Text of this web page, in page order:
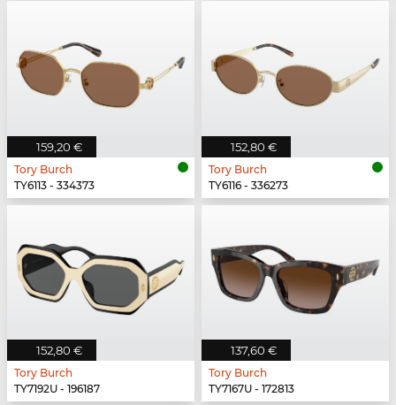
159,20 €
Tory Burch
TY6113 - 334373
152,80 €
Tory Burch
TY6116 - 336273
152,80 €
Tory Burch
TY7192U - 196187
137,60 €
Tory Burch
TY7167U - 172813